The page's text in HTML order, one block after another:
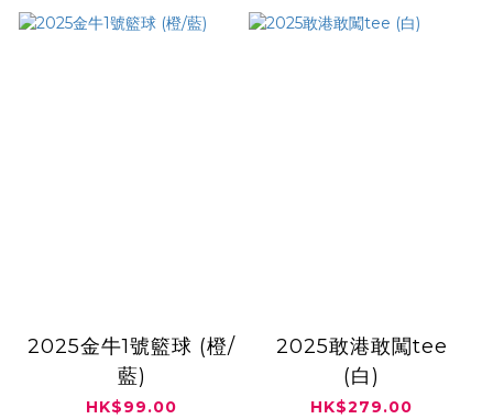
2025金牛1號籃球 (橙/
藍)
HK$99.00
2025敢港敢闖tee
(白)
HK$279.00